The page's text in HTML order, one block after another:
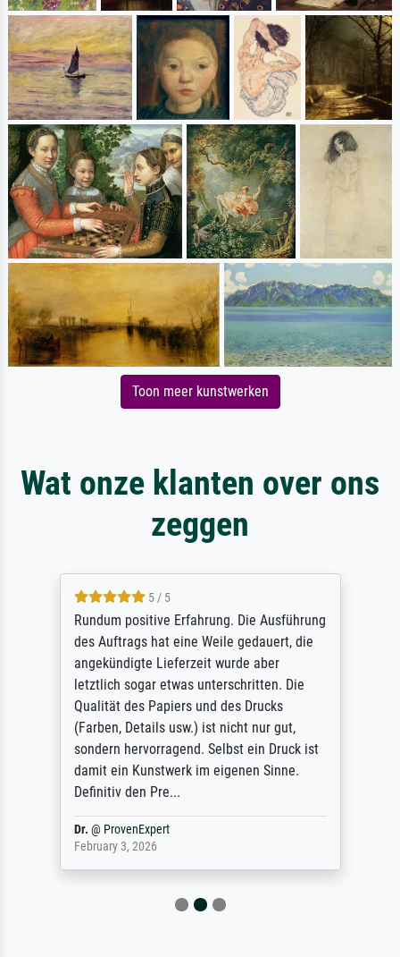
Toon meer kunstwerken
Wat onze klanten over ons
zeggen
5 / 5
Rundum positive Erfahrung. Die Ausführung
des Auftrags hat eine Weile gedauert, die
angekündigte Lieferzeit wurde aber
letztlich sogar etwas unterschritten. Die
Qualität des Papiers und des Drucks
(Farben, Details usw.) ist nicht nur gut,
sondern hervorragend. Selbst ein Druck ist
damit ein Kunstwerk im eigenen Sinne.
Definitiv den Pre...
Dr. @ ProvenExpert
February 3, 2026